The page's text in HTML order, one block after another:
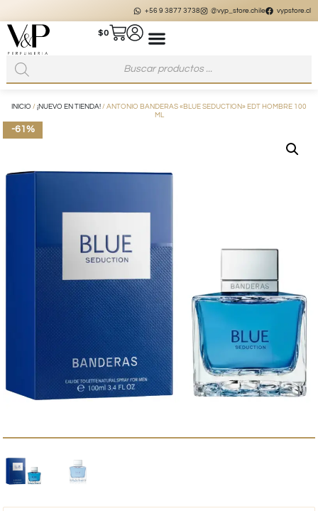
+56 9 3877 3738 @vyp_store.chile vypstore.cl
$0
INICIO / ¡NUEVO EN TIENDA! / ANTONIO BANDERAS «BLUE SEDUCTION» EDT HOMBRE 100
ML
-61%